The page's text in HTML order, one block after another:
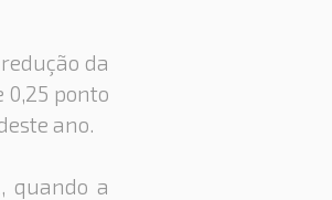
da
0,25 ponto
ano.
quando a